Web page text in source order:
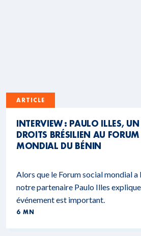
ARTICLE
INTERVIEW : PAULO ILLES, UN
DROITS BRÉSILIEN AU
MONDIAL DU BÉNIN
Alors que le Forum social mondial a
notre partenaire Paulo Illes
événement est important.
6 MN